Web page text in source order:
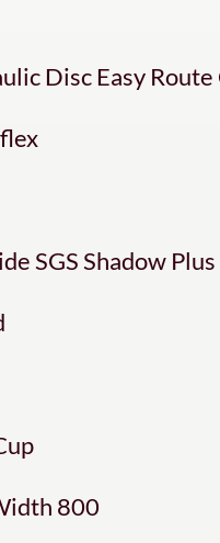
Disc Easy
SGS Shadow Plus
800